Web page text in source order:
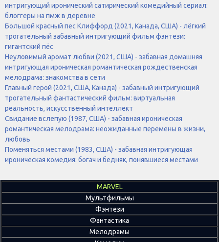
интригующий иронический сатирический комедийный сериал:
блоггеры на пмж в деревне
Большой красный пес Клиффорд (2021, Канада, США) - лёгкий
трогательный забавный интригующий фильм фэнтези:
гигантский пёс
Неуловимый аромат любви (2021, США) - забавная домашняя
интригующая ироническая романтическая рождественская
мелодрама: знакомства в сети
Главный герой (2021, США, Канада) - забавный интригующий
трогательный фантастический фильм: виртуальная
реальность, искусственный интеллект
Свидание вслепую (1987, США) - забавная ироническая
романтическая мелодрама: неожиданные перемены в жизни,
любовь
Поменяться местами (1983, США) - забавная интригующая
ироническая комедия: богач и бедняк, понявшиеся местами
MARVEL
Мультфильмы
Фэнтези
Фантастика
Мелодрамы